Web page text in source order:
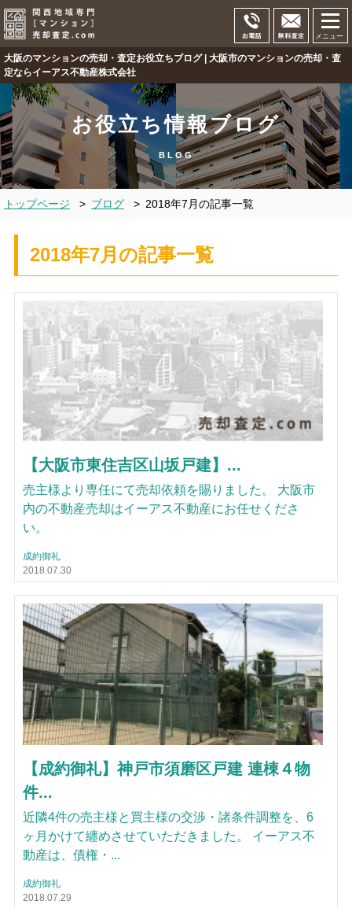
メニュー
大阪のマンションの売却・査定お役立ちブログ | 大阪市のマンションの売却・査
定ならイーアス不動産株式会社
お役立ち情報ブログ
BLOG
トップページ > ブログ > 2018年7月の記事一覧
2018年7月の記事一覧
【大阪市東住吉区山坂戸建】...
売主様より専任にて売却依頼を賜りました。 大阪市
内の不動産売却はイーアス不動産にお任せくださ
い。
成約御礼
2018.07.30
【成約御礼】神戸市須磨区戸建 連棟４物
件...
近隣4件の売主様と買主様の交渉・諸条件調整を、6
ヶ月かけて纏めさせていただきました。 イーアス不
動産は、債権・...
成約御礼
2018.07.29